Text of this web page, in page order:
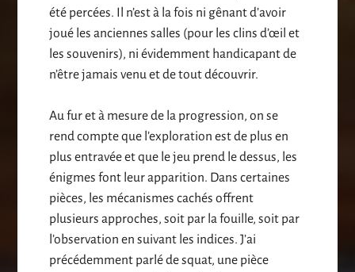
été percées. Il n’est à la fois ni gênant d’avoir
joué les anciennes salles (pour les clins d’œil et
les souvenirs), ni évidemment handicapant de
n’être jamais venu et de tout découvrir.
Au fur et à mesure de la progression, on se
rend compte que l’exploration est de plus en
plus entravée et que le jeu prend le dessus, les
énigmes font leur apparition. Dans certaines
pièces, les mécanismes cachés offrent
plusieurs approches, soit par la fouille, soit par
l’observation en suivant les indices. J’ai
précédemment parlé de squat, une pièce